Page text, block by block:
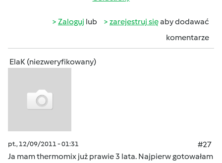
Zaloguj lub zarejestruj sięaby dodawać
komentarze
ElaK (niezweryfikowany)
pt., 12/09/2011 - 01:31
#27
Ja mam thermomix już prawie 3 lata. Najpierw gotowałam